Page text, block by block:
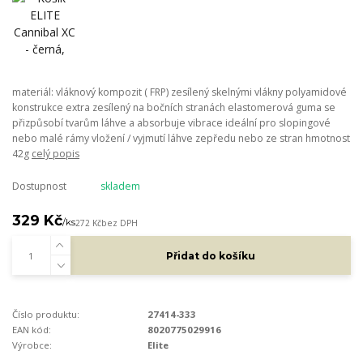
materiál: vláknový kompozit ( FRP) zesílený skelnými vlákny polyamidové
konstrukce extra zesílený na bočních stranách elastomerová guma se
přizpůsobí tvarům láhve a absorbuje vibrace ideální pro slopingové
nebo malé rámy vložení / vyjmutí láhve zepředu nebo ze stran hmotnost
42g celý popis
Dostupnost skladem
329 Kč/ks272 Kčbez DPH
Přidat do košíku
Číslo produktu:
27414-333
EAN kód:
8020775029916
Výrobce:
Elite